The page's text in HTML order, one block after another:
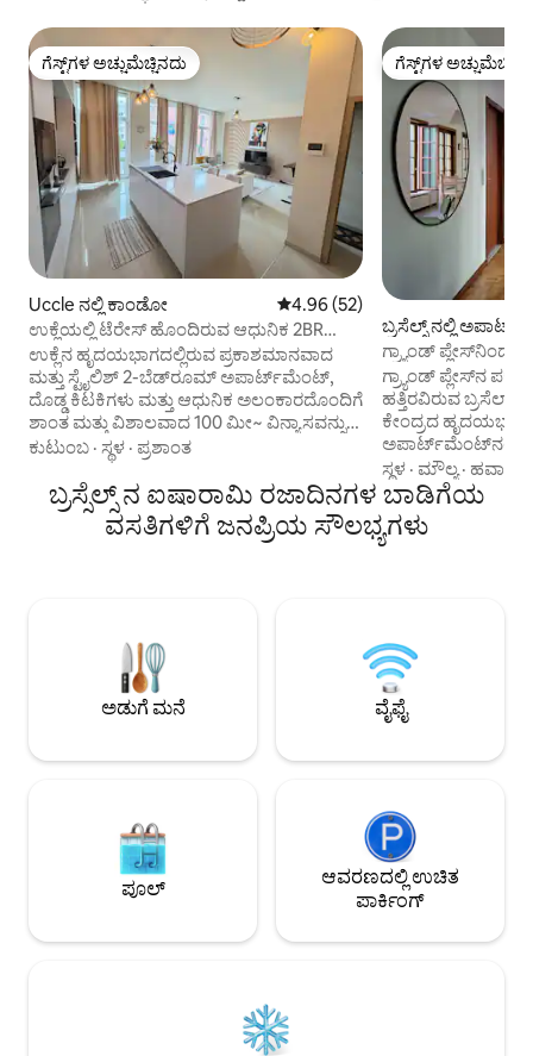
ಗೆಸ್ಟ್‌ಗಳ ಅಚ್ಚುಮೆಚ್ಚಿನದು
ಗೆಸ್ಟ್‌ಗಳ ಅಚ್ಚುಮೆಚ್ಚಿನದು
Uccle ನಲ್ಲಿ ಕಾಂಡೋ 5 ರಲ್ಲಿ 4.96 ಸರಾಸರಿ ರೇಟಿಂಗ್, 52
4.96 (52)
ಉಕ್ಲೆಯಲ್ಲಿ ಟೆರೇಸ್ ಹೊಂದಿರುವ ಆಧುನಿಕ 2BR
ಅಪಾರ್ಟ್‌ಮೆಂಟ್
ಉಕ್ಲೆನ ಹೃದಯಭಾಗದಲ್ಲಿರುವ ಪ್ರಕಾಶಮಾನವಾದ
ಮತ್ತು ಸ್ಟೈಲಿಶ್ 2-ಬೆಡ್‌ರೂಮ್ ಅಪಾರ್ಟ್‌ಮೆಂಟ್,
ದೊಡ್ಡ ಕಿಟಕಿಗಳು ಮತ್ತು ಆಧುನಿಕ ಅಲಂಕಾರದೊಂದಿಗೆ
ಶಾಂತ ಮತ್ತು ವಿಶಾಲವಾದ 100 ಮೀ~ ವಿನ್ಯಾಸವನ್ನು
ನೀಡುತ್ತದೆ. ತೆರೆದ ಲಿವಿಂಗ್ ಪ್ರದೇಶವು ಐಲ್ಯಾಂಡ್
ಹೊಂದಿರುವ ಸಂಪೂರ್ಣ ಸುಸಜ್ಜಿತ ಅಡುಗೆಮನೆಗೆ
ಸೇರಿಕೊಳ್ಳುತ್ತದೆ, ಇದು ವಿಶ್ರಾಂತಿ ಪಡೆಯಲು, ಅಡುಗೆ
ಮಾಡಲು ಅಥವಾ ಕೆಲಸ ಮಾಡಲು ಹಿತಕರ ಮತ್ತು
ಆಹ್ವಾನಿಸುವ ಸ್ಥಳವನ್ನು ಸೃಷ್ಟಿಸುತ್ತದೆ. ಎರಡೂ
ಅಪಾರ್ಟ್‌ಮೆಂಟ್ ಶಾಂತಿಯುತವಾಗಿದೆ,
ಖಾಸಗಿಯಾಗಿದೆ ಮತ್ತು ದಿನವಿಡೀ ನೈಸರ್ಗಿಕ
ಬೆಳಕಿನಿಂದ ತುಂಬಿರುತ್ತದೆ.
ಕುಟುಂಬ · ಸ್ಥಳ · ಪ್ರಶಾಂತ
ಗೆಸ್ಟ್‌ಗಳ
ಗೆಸ್ಟ್‌ಗಳ
ಬ್ರಸೆಲ್ಸ್ ನಲ್ಲಿ
ಗ್ರ್ಯಾಂಡ್ ಪ್ಲೇಸ್‌ನಿಂದ
ಗ್ರ್ಯಾಂಡ್ ಪ್ಲೇಸ್‌ನ
ಹತ್ತಿರವಿರುವ
ಕೇಂದ್ರದ
ಅಪಾರ್ಟ್‌ಮೆಂಟ್‌ನಲ್ಲಿ
ವಾಸ್ತವ್ಯವನ್ನು
ಅಮಿಗೊದಿಂದ ಸ್ವಲ್ಪ
ಮೇಕರ್ ಅಂಗಡಿಯ
ಬ್ರಸೆಲ್ಸ್ ಅನ್ನು
ಸಹಾಯ ಮಾಡಲು
ಅತ್ಯುತ್ತಮ ಸಲಹೆಗಳು
ನೀಡಲು ನಾನು
ಸ್ಥಳ · ಮೌಲ್ಯ·
ಬ್ರಸ್ಸೆಲ್ಸ್ ನ ಐಷಾರಾಮಿ ರಜಾದಿನಗಳ ಬಾಡಿಗೆಯ
ವಸತಿಗಳಿಗೆ ಜನಪ್ರಿಯ ಸೌಲಭ್ಯಗಳು
ಅಡುಗೆ ಮನೆ ವೈಫೈ
ಪೂಲ್
ಆವರಣದಲ್ಲಿ ಉಚಿತ
ಪಾರ್ಕಿಂಗ್